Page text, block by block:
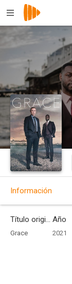
Información
Título original
Grace
Año
2021